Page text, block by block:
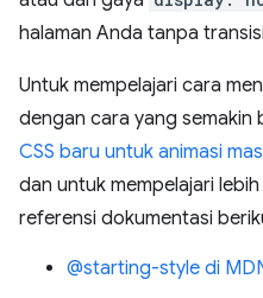
halaman Anda tanpa
Untuk mempelajari cara
dengan cara yang semakin
CSS baru untuk animasi
dan untuk mempelajari
referensi dokumentasi
@starting-style di